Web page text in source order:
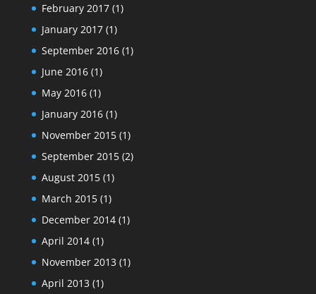
February 2017(1)
January 2017(1)
September 2016(1)
June 2016(1)
May 2016(1)
January 2016(1)
November 2015(1)
September 2015(2)
August 2015(1)
March 2015(1)
December 2014(1)
April 2014(1)
November 2013 (1)
April 2013 (1)